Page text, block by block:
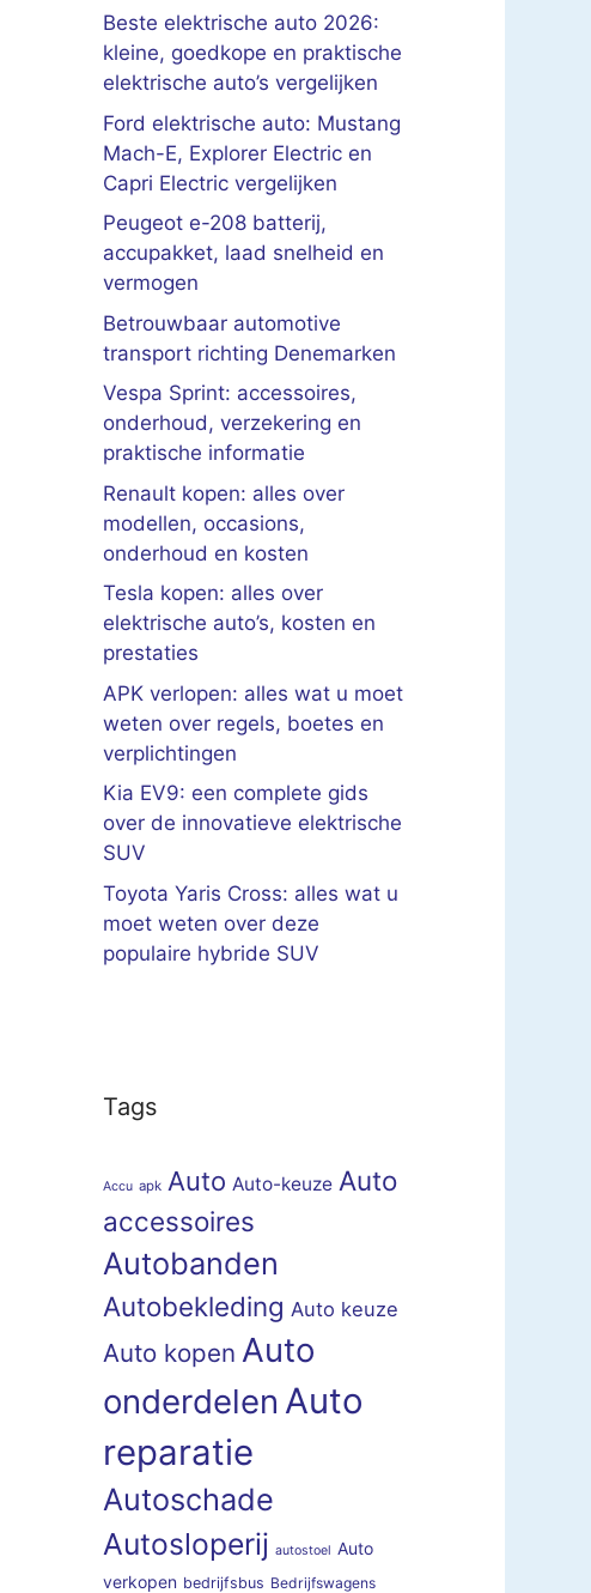
Beste elektrische auto 2026:
kleine, goedkope en praktische
elektrische auto’s vergelijken
Ford elektrische auto: Mustang
Mach-E, Explorer Electric en
Capri Electric vergelijken
Peugeot e-208 batterij,
accupakket, laad snelheid en
vermogen
Betrouwbaar automotive
transport richting Denemarken
Vespa Sprint: accessoires,
onderhoud, verzekering en
praktische informatie
Renault kopen: alles over
modellen, occasions,
onderhoud en kosten
Tesla kopen: alles over
elektrische auto’s, kosten en
prestaties
APK verlopen: alles wat u moet
weten over regels, boetes en
verplichtingen
Kia EV9: een complete gids
over de innovatieve elektrische
SUV
Toyota Yaris Cross: alles wat u
moet weten over deze
populaire hybride SUV
Tags
Accu apk Auto Auto-keuze Auto
accessoires
Autobanden
Autobekleding Auto keuze
Auto kopen Auto
onderdelen Auto
reparatie
Autoschade
Autosloperij autostoel Auto
verkopen bedrijfsbus Bedrijfswagens